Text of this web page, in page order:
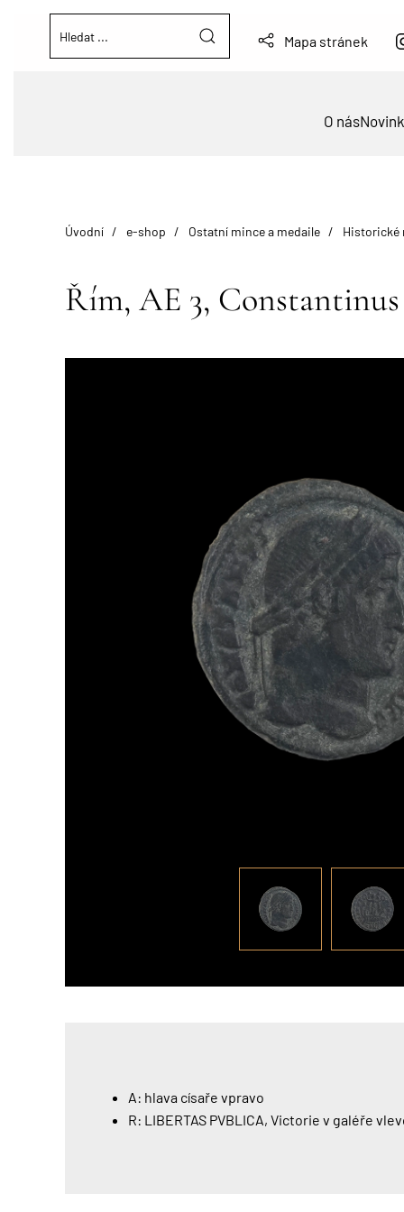
Mapa stránek
O nás
Úvodní e-shop Ostatní mince a medaile Historické
Řím, AE 3,
A: hlava císaře vpravo
R: LIBERTAS PVBLICA, Victorie v galéře